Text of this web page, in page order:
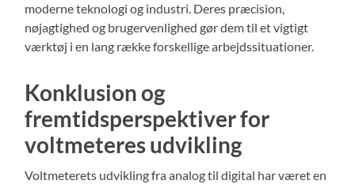
moderne teknologi og industri. Deres præcision,
nøjagtighed og brugervenlighed gør dem til et vigtigt
værktøj i en lang række forskellige arbejdssituationer.
Konklusion og
fremtidsperspektiver for
voltmeteres udvikling
Voltmeterets udvikling fra analog til digital har været en